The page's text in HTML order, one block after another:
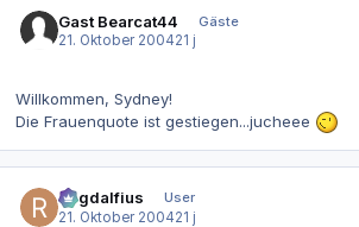
Gast Bearcat44
Gäste
21. Oktober 200421 j
Willkommen, Sydney!
Die Frauenquote ist gestiegen...jucheee
Ragdalfius
User
21. Oktober 200421 j